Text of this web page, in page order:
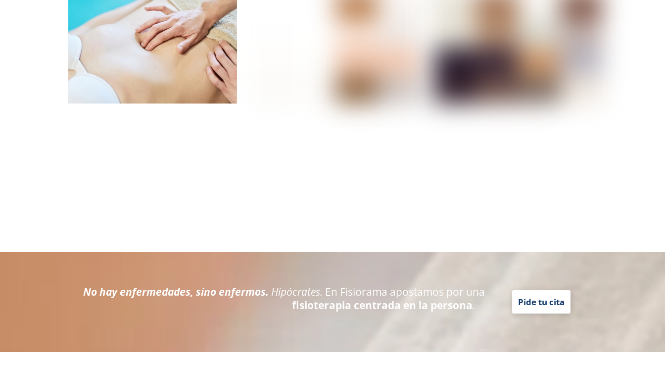
No hay enfermedades, sino enfermos. Hipócrates. En Fisiorama apostamos por una
fisioterapia centrada en la persona. Pide tu cita